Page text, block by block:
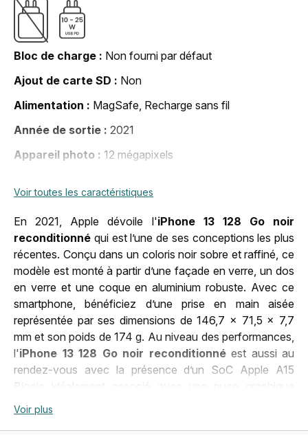
Bloc de charge
Non fourni par défaut
Ajout de carte SD
Non
Alimentation
MagSafe, Recharge sans fil
Année de sortie
2021
Appareil photo
12 mégapixels
Connecteur
Apple lightning
DAS membre
2,98 W/kg
DAS tronc
0,98 W/kg
DAS tête
0,97 W/kg
Date de lancement
23 sept. 2021, 00:00:00
Dimensions (LxHxP)
146,7 x 71,5 x 7,4 mm
Déblocage
Tout opérateur
Marque
Poids
174 g
Voir toutes les caractéristiques
En 2021, Apple dévoile l'iPhone 13 128 Go noir
reconditionné qui est l’une de ses conceptions les plus
récentes. Conçu dans un coloris noir sobre et raffiné, ce
modèle est monté à partir d’une façade en verre, un dos
en verre et une coque en aluminium robuste. Avec ce
smartphone, bénéficiez d’une prise en main aisée
représentée par ses dimensions de 146,7 x 71,5 x 7,7
mm et son poids de 174 g. Au niveau des performances,
l'iPhone 13 128 Go noir reconditionnéest aussi au
rendez-vous avec la présence d’un SoC Apple A15
Bionic idéalement associé avec une puce graphique
Apple GPU. Ces composants techniques sont complétés
par une puissante mémoire vive de 4 Go qui gère le flux
Voir plus